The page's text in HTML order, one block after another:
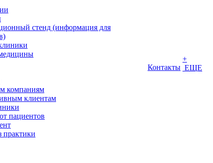
стенд (информация для
компаниям
клиентам
пациентов
практики
Контакты
+
ЕЩЕ